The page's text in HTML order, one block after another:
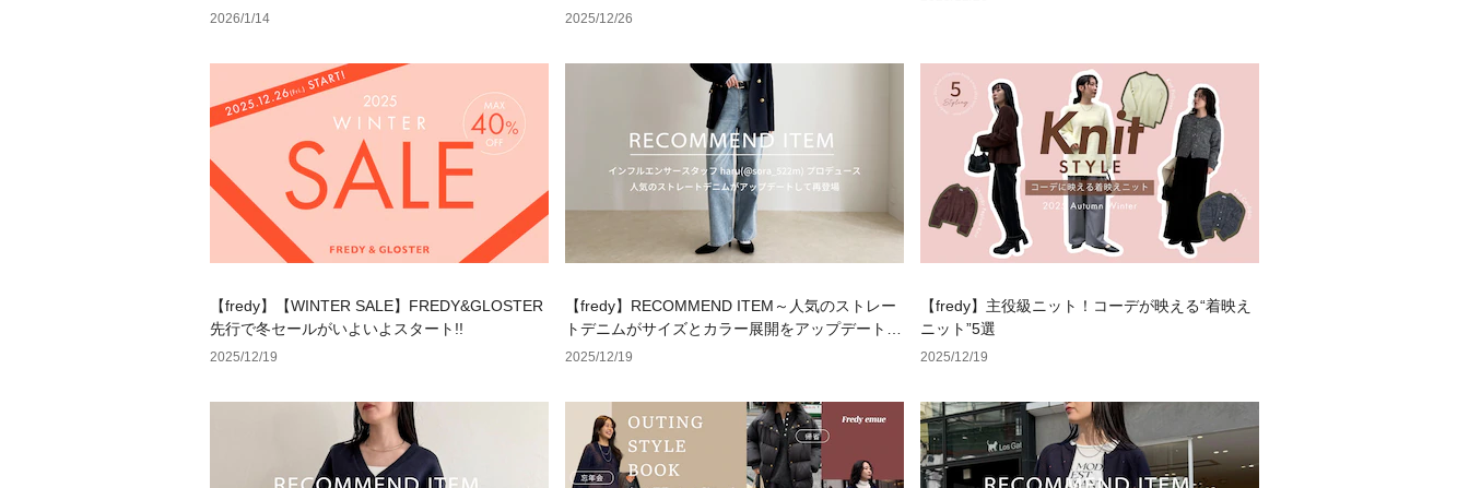
2026/1/14 2025/12/26
【fredy】【WINTER SALE】FREDY&GLOSTER
先行で冬セールがいよいよスタート!!
2025/12/19
【fredy】RECOMMEND ITEM～人気のストレー
トデニムがサイズとカラー展開をアップデートし
て再登場～
2025/12/19
【fredy】主役級ニット！コーデが映える“着映え
ニット”5選
2025/12/19